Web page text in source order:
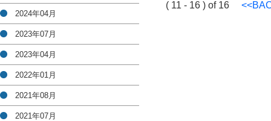
( 11 - 16 ) of 16
2024年04月
2023年07月
2023年04月
2022年01月
2021年08月
2021年07月